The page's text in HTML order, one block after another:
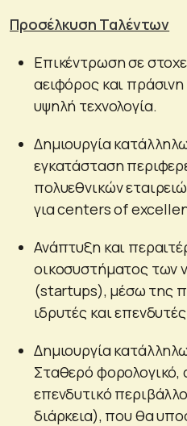
Προσέλκυση Ταλέντων
Επικέντρωση σε
αειφόρος και πράσινη
υψηλή τεχνολογία.
Δημιουργία
εγκατάσταση
πολυεθνικών
για centers of
Ανάπτυξη και
οικοσυστήματος των
(startups), μέσω της
ιδρυτές και
Δημιουργία
Σταθερό φορολογικό,
επενδυτικό
διάρκεια), που θα